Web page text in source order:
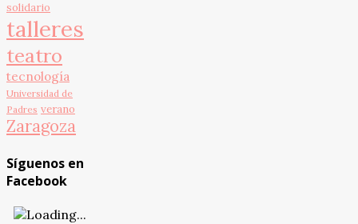
solidario
talleres
teatro
tecnología
Universidad de
Padres verano
Zaragoza
Síguenos en
Facebook